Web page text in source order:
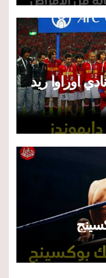
أوراوا ريد